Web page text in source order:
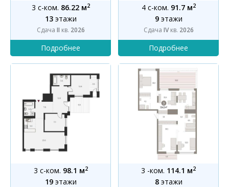
3 с-ком. 86.22 м2
13этажи
Сдача II кв. 2026
4 с-ком. 91.7 м2
9этажи
Сдача IVкв. 2026
3 с-ком. 98.1 м2
19этажи
3 -ком. 114.1 м2
8этажи